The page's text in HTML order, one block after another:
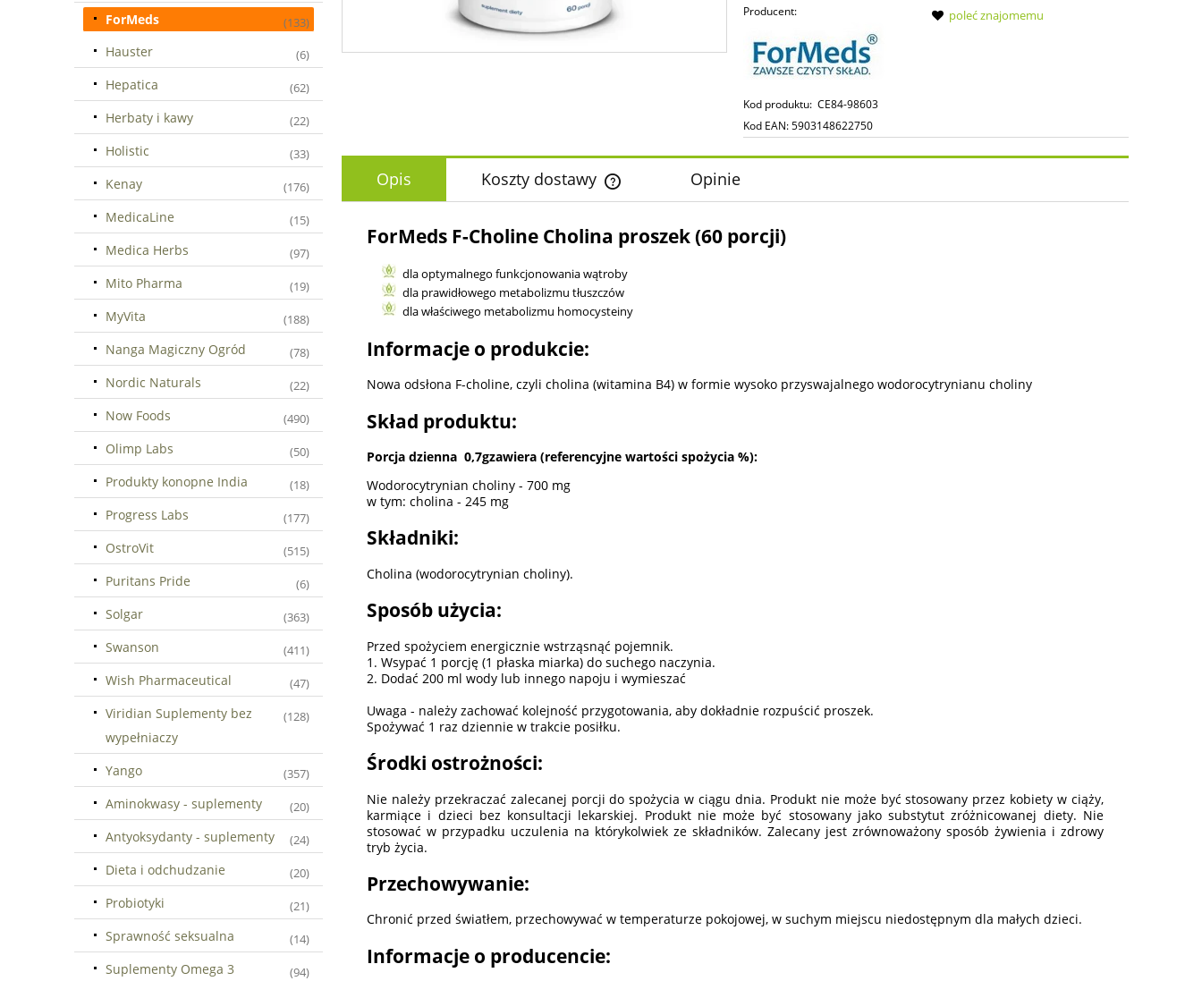
ForMeds (133)
Hauster (6)
Hepatica (62)
Herbaty i kawy (22)
Holistic (33)
Kenay (176)
MedicaLine (15)
Medica Herbs (97)
Mito Pharma (19)
MyVita (188)
Nanga Magiczny Ogród (78)
Nordic Naturals (22)
Now Foods (490)
Olimp Labs (50)
Produkty konopne India (18)
Progress Labs (177)
OstroVit (515)
Puritans Pride (6)
Solgar (363)
Swanson (411)
Wish Pharmaceutical (47)
Viridian Suplementy bez
wypełniaczy
(128)
Yango (357)
Aminokwasy - suplementy (20)
Antyoksydanty - suplementy (24)
Dieta i odchudzanie (20)
Probiotyki (21)
Sprawność seksualna (14)
Suplementy Omega 3 (94)
Producent:
Kod produktu: CE84-98603
Kod EAN:5903148622750
poleć znajomemu
Opis Koszty dostawy
Cena nie zawiera ewentualnych kosztów
płatności
Opinie
ForMeds F-Choline Cholina proszek (60 porcji)
dla optymalnego funkcjonowania wątroby
dla prawidłowego metabolizmu tłuszczów
dla właściwego metabolizmu homocysteiny
Informacje o produkcie:
Nowa odsłona F-choline, czyli cholina (witamina B4) w formie wysoko przyswajalnego wodorocytrynianu choliny
Skład produktu:
Porcja dzienna 0,7gzawiera (referencyjne wartości spożycia %):
Wodorocytrynian choliny - 700 mg
w tym: cholina - 245 mg
Składniki:
Cholina (wodorocytrynian choliny).
Sposób użycia:
Przed spożyciem energicznie wstrząsnąć pojemnik.
1. Wsypać 1 porcję (1 płaska miarka) do suchego naczynia.
2. Dodać 200 ml wody lub innego napoju i wymieszać
Uwaga - należy zachować kolejność przygotowania, aby dokładnie rozpuścić proszek.
Spożywać 1 raz dziennie w trakcie posiłku.
Środki ostrożności:
Nie należy przekraczać zalecanej porcji do spożycia w ciągu dnia. Produkt nie może być stosowany przez kobiety w ciąży,
karmiące i dzieci bez konsultacji lekarskiej. Produkt nie może być stosowany jako substytut zróżnicowanej diety. Nie
stosować w przypadku uczulenia na którykolwiek ze składników. Zalecany jest zrównoważony sposób żywienia i zdrowy
tryb życia.
Przechowywanie:
Chronić przed światłem, przechowywać w temperaturze pokojowej, w suchym miejscu niedostępnym dla małych dzieci.
Informacje o producencie: